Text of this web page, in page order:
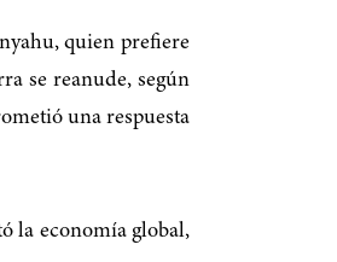
quien prefiere
se reanude, según
una respuesta
la economía global,